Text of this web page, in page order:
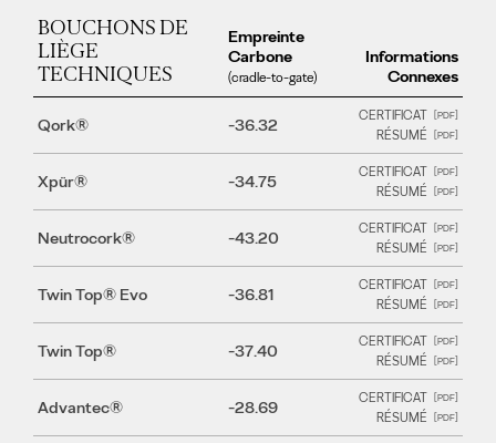
BOUCHONS DE
LIÈGE
TECHNIQUES
Empreinte
Carbone
(cradle-to-gate)
Informations
Connexes
Qork® -36.32
CERTIFICAT
RÉSUMÉ
Xpür® -34.75
CERTIFICAT
RÉSUMÉ
Neutrocork® -43.20
CERTIFICAT
RÉSUMÉ
Twin Top® Evo -36.81
CERTIFICAT
RÉSUMÉ
Twin Top® -37.40
CERTIFICAT
RÉSUMÉ
Advantec® -28.69
CERTIFICAT
RÉSUMÉ